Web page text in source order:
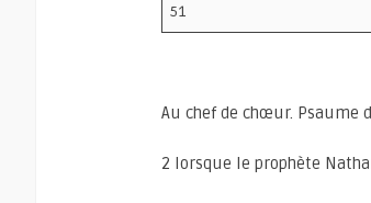
51
Au chef de chœur. Psaume
2 lorsque le prophète